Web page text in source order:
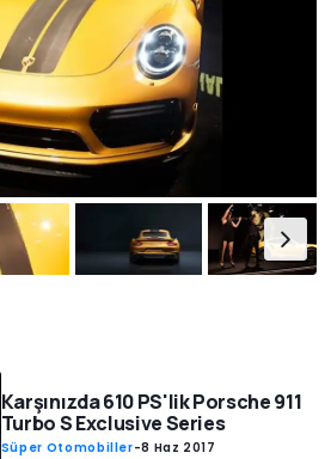
Karşınızda 610 PS'lik Porsche 911
Turbo S Exclusive Series
Süper Otomobiller-8 Haz 2017